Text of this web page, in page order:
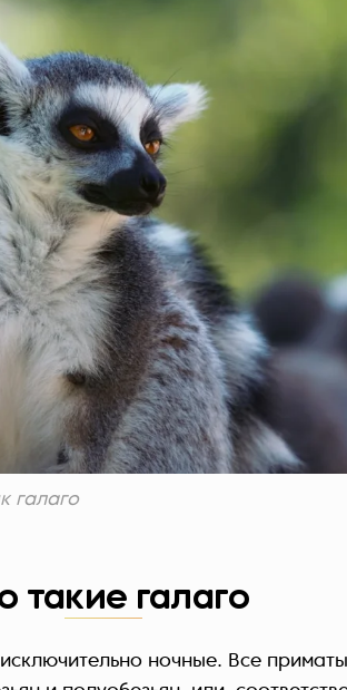
галаго
такие галаго
ночные. Все